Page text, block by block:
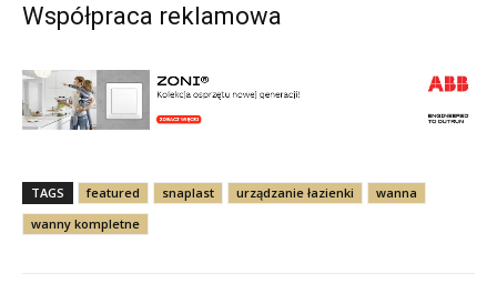
Współpraca reklamowa
TAGS featured snaplast urządzanie łazienki
wanna
wanny kompletne